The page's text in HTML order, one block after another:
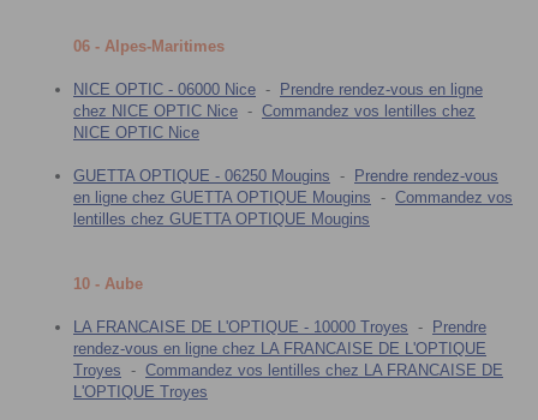
06 - Alpes-Maritimes
NICE OPTIC - 06000 Nice -
Prendre rendez-vous en ligne
chez NICE OPTIC Nice - Commandez vos lentilles chez
NICE OPTIC Nice
GUETTA OPTIQUE - 06250 Mougins -
Prendre rendez-vous
en ligne chez GUETTA OPTIQUE Mougins - Commandez vos
lentilles chez GUETTA OPTIQUE Mougins
10 - Aube
LA FRANCAISE DE L'OPTIQUE - 10000 Troyes -
Prendre
rendez-vous en ligne chez LA FRANCAISE DE L'OPTIQUE
Troyes - Commandez vos lentilles chez LA FRANCAISE DE
L'OPTIQUE Troyes